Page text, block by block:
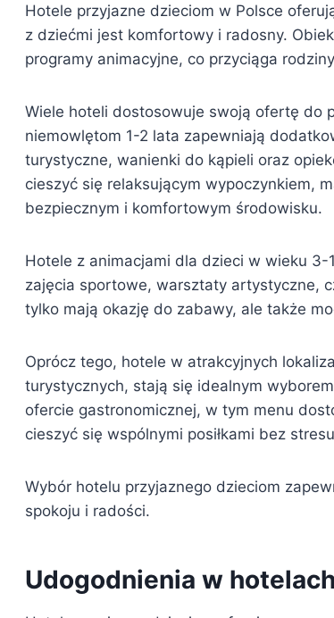
Hotele przyjazne dzieciom w Polsce
z dziećmi jest komfortowy i radosny.
programy animacyjne, co przyciąga
Wiele hoteli dostosowuje swoją ofertę do
niemowlętom 1-2 lata zapewniają
turystyczne, wanienki do kąpieli oraz
cieszyć się relaksującym wypoczynkiem,
bezpiecznym i komfortowym środowisku.
Hotele z animacjami dla dzieci w wieku
zajęcia sportowe, warsztaty artystyczne,
tylko mają okazję do zabawy, ale także
Oprócz tego, hotele w atrakcyjnych
turystycznych, stają się idealnym
ofercie gastronomicznej, w tym menu
cieszyć się wspólnymi posiłkami bez
Wybór hotelu przyjaznego dzieciom
spokoju i radości.
Udogodnienia w